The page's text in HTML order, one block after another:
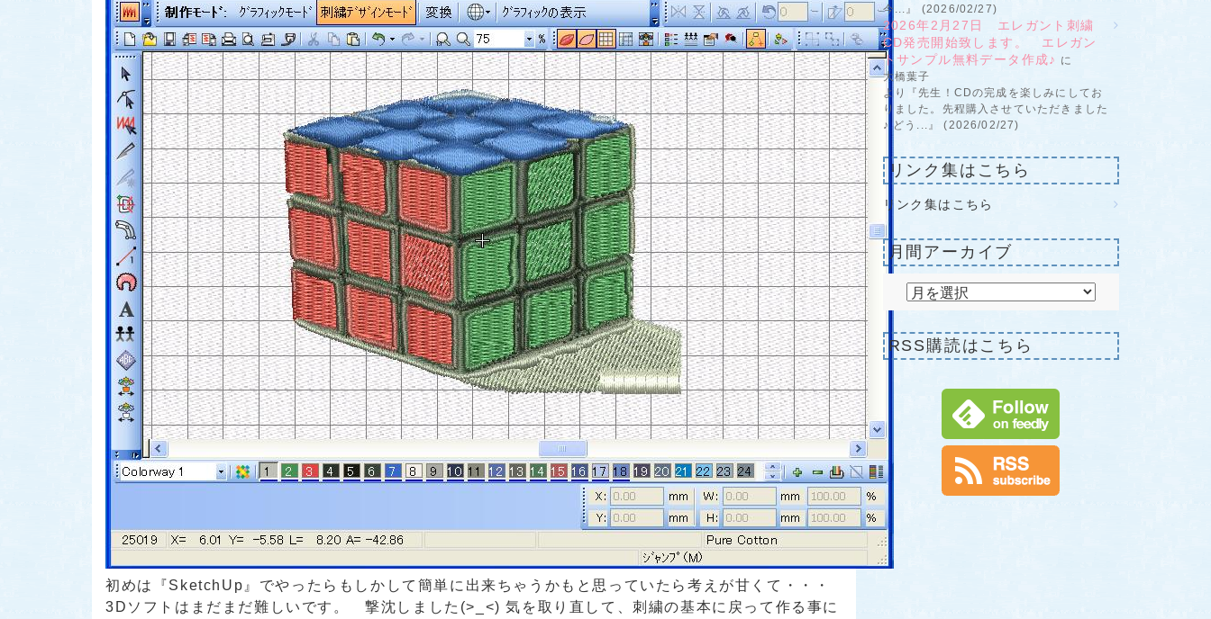
初めは『SketchUp』でやったらもしかして簡単に出来ちゃうかもと思っていたら考えが甘くて・・・
3Dソフトはまだまだ難しいです。 撃沈しました(>_<) 気を取り直して、刺繍の基本に戻って作る事に
今...』 (2026/02/27)
2026年2月27日 エレガント刺繍
CD発売開始致します。 エレガン
トサンプル無料データ作成♪ に
大橋葉子
より『先生！CDの完成を楽しみにしてお
りました。先程購入させていただきました
♪ どう...』 (2026/02/27)
リンク集はこちら
リンク集はこちら
月間アーカイブ
RSS購読はこちら